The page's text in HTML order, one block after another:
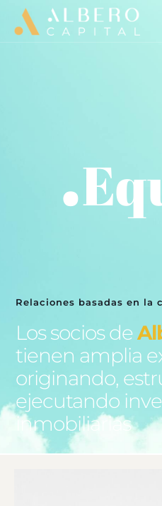
.
Relaciones basadas en la
Los socios de
tienen amplia
originando,
ejecutando
inmobiliarias